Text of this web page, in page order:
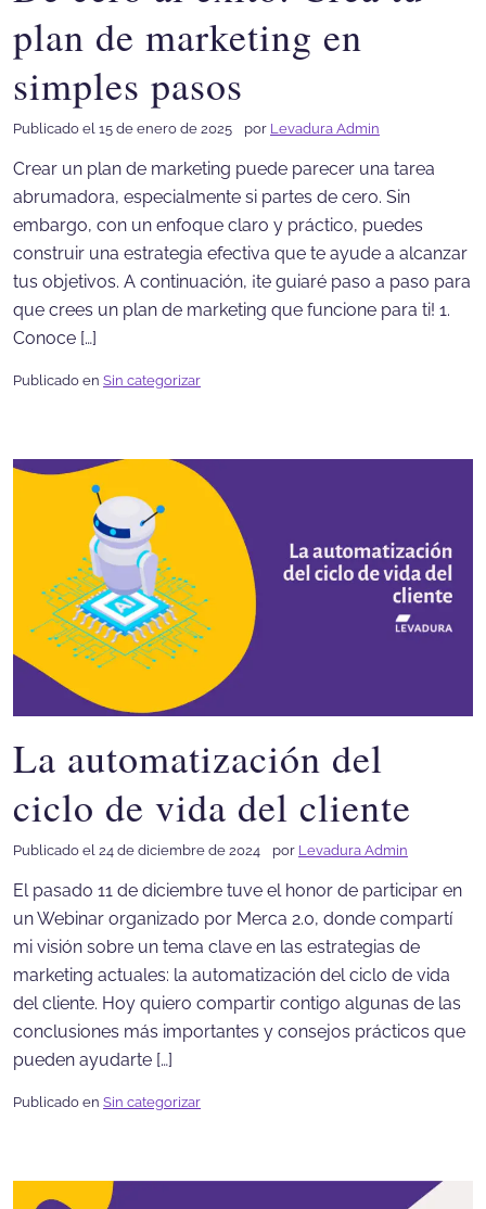
plan de marketing en
simples pasos
Publicado el 15 de enero de 2025 por Levadura Admin
Crear un plan de marketing puede parecer una tarea
abrumadora, especialmente si partes de cero. Sin
embargo, con un enfoque claro y práctico, puedes
construir una estrategia efectiva que te ayude a alcanzar
tus objetivos. A continuación, ¡te guiaré paso a paso para
que crees un plan de marketing que funcione para ti! 1.
Conoce […]
Publicado en Sin categorizar
La automatización del
ciclo de vida del cliente
Publicado el 24 de diciembre de 2024 por Levadura Admin
El pasado 11 de diciembre tuve el honor de participar en
un Webinar organizado por Merca 2.0, donde compartí
mi visión sobre un tema clave en las estrategias de
marketing actuales: la automatización del ciclo de vida
del cliente. Hoy quiero compartir contigo algunas de las
conclusiones más importantes y consejos prácticos que
pueden ayudarte […]
Publicado en Sin categorizar